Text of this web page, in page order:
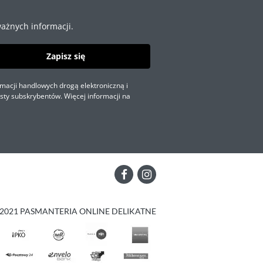
informacji.
Zapisz się
handlowych drogą elektroniczną i
subskrybentów. Więcej informacji na
PASMANTERIA ONLINE DELIKATNE